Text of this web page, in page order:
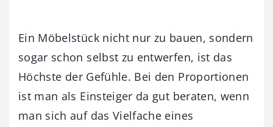
Ein Möbelstück nicht nur zu bauen, sondern
sogar schon selbst zu entwerfen, ist das
Höchste der Gefühle. Bei den Proportionen
ist man als Einsteiger da gut beraten, wenn
man sich auf das Vielfache eines